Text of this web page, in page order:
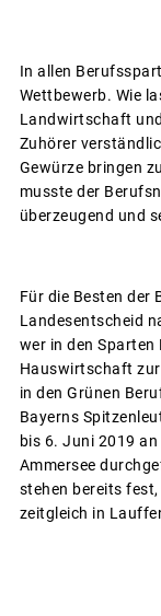
In allen
Wettbewerb. Wie
Landwirtschaft
Zuhörer
Gewürze bringen
musste der
überzeugend und
Für die Besten der
Landesentscheid
wer in den
Hauswirtschaft
in den Grünen
Bayerns
bis 6. Juni 2019
Ammersee
stehen bereits
zeitgleich in